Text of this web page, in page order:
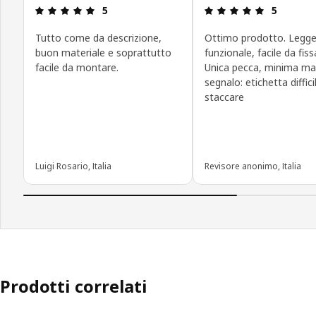
Recensione: 5 di 5 stelle.
5
Tutto come da descrizione,
buon materiale e soprattutto
facile da montare.
Luigi Rosario, Italia
5
Ottimo prodotto.
funzionale, facile da
Unica pecca, minima
segnalo: etichetta
staccare
Revisore anonimo, Italia
Prodotti correlati